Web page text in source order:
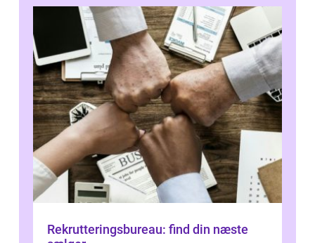
Rekrutteringsbureau: find din næste